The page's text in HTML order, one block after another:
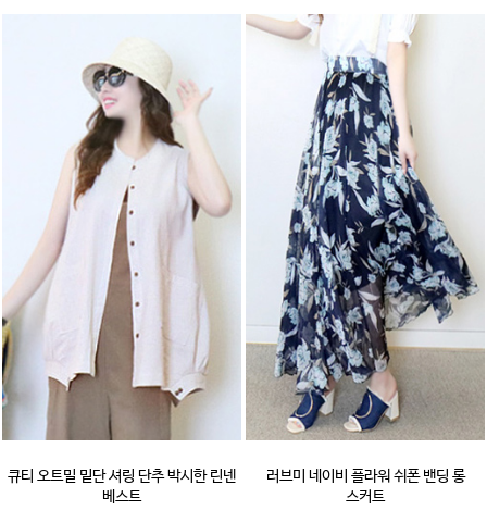
큐티 오트밀 밑단 셔링 단추 박시한 린넨
베스트
러브미 네이비 플라워 쉬폰 밴딩 롱
스커트